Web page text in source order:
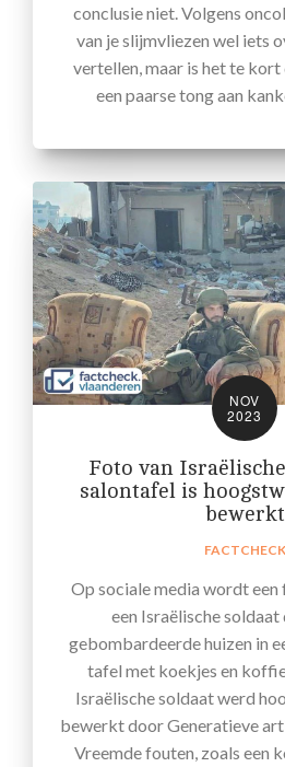
conclusie niet. Volgens
van je slijmvliezen wel iets
vertellen, maar is het te
een paarse tong aan
NOV
2023
Foto van
salontafel is
bewerkt
FACTCHECK
Op sociale media wordt
een Israëlische
gebombardeerde huizen in
tafel met koekjes en
Israëlische soldaat werd
bewerkt door Generatieve
Vreemde fouten, zoals een